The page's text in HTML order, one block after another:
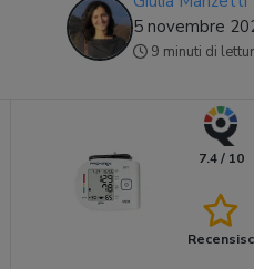
5 novembre
9 minuti di
7.4 / 10